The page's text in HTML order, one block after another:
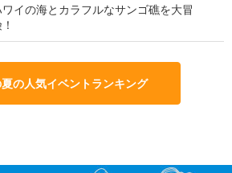
ワイの海とカラフルなサンゴ礁を大冒
の人気イベントランキング